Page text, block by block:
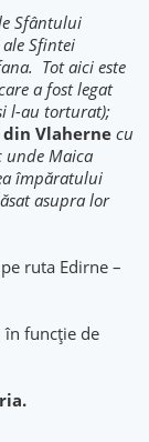
Sfântului
Sfintei
Tot aici este
a fost legat
l-au torturat);
din Vlaherne cu
unde Maica
împăratului
asupra lor
ruta Edirne –
în funcție de